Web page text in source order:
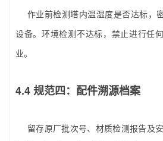
作业前检测塔内温湿度是否达标，
设备。环境检测不达标，禁止进行任何
业。
4.4 规范四：配件溯源档案
留存原厂批次号、材质检测报告及